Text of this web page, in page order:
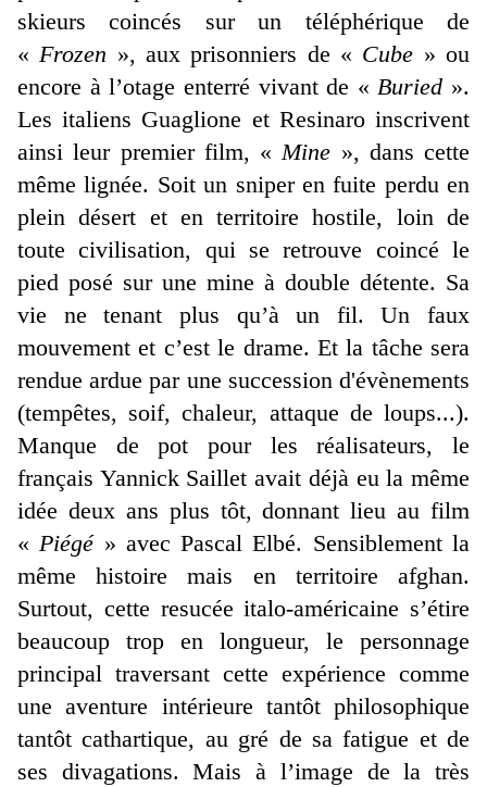
skieurs coincés sur un téléphérique de
« Frozen », aux prisonniers de « Cube » ou
encore à l’otage enterré vivant de « Buried ».
Les italiens Guaglione et Resinaro inscrivent
ainsi leur premier film, « Mine », dans cette
même lignée. Soit un sniper en fuite perdu en
plein désert et en territoire hostile, loin de
toute civilisation, qui se retrouve coincé le
pied posé sur une mine à double détente. Sa
vie ne tenant plus qu’à un fil. Un faux
mouvement et c’est le drame. Et la tâche sera
rendue ardue par une succession d'évènements
(tempêtes, soif, chaleur, attaque de loups...).
Manque de pot pour les réalisateurs, le
français Yannick Saillet avait déjà eu la même
idée deux ans plus tôt, donnant lieu au film
« Piégé » avec Pascal Elbé. Sensiblement la
même histoire mais en territoire afghan.
Surtout, cette resucée italo-américaine s’étire
beaucoup trop en longueur, le personnage
principal traversant cette expérience comme
une aventure intérieure tantôt philosophique
tantôt cathartique, au gré de sa fatigue et de
ses divagations. Mais à l’image de la très